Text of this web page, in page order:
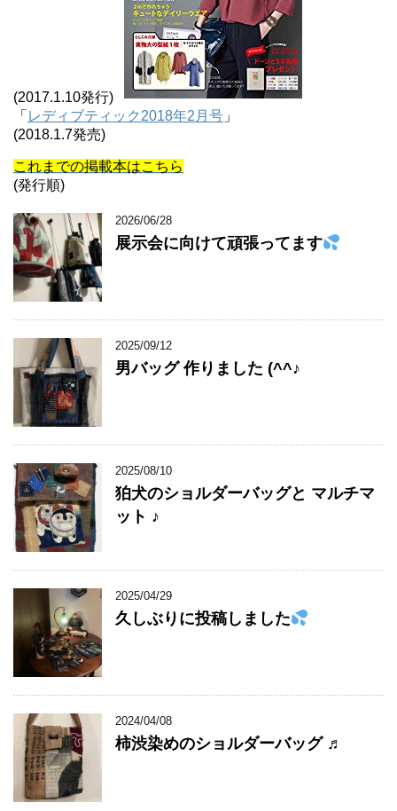
(2017.1.10発行)
「 レディブティック2018年2月号 」
(2018.1.7発売)
これまでの掲載本はこちら
(発行順)
2026/06/28
展示会に向けて頑張ってます
2025/09/12
男バッグ 作りました (^^♪
2025/08/10
狛犬のショルダーバッグと マルチマ
ット ♪
2025/04/29
久しぶりに投稿しました
2024/04/08
柿渋染めのショルダーバッグ ♬